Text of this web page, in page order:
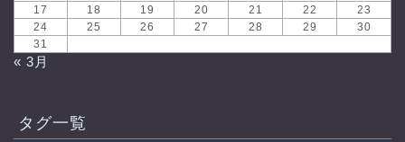
17
18 19 20 21 22
23
24
25 26 27 28 29
30
31
« 3月
タグ一覧